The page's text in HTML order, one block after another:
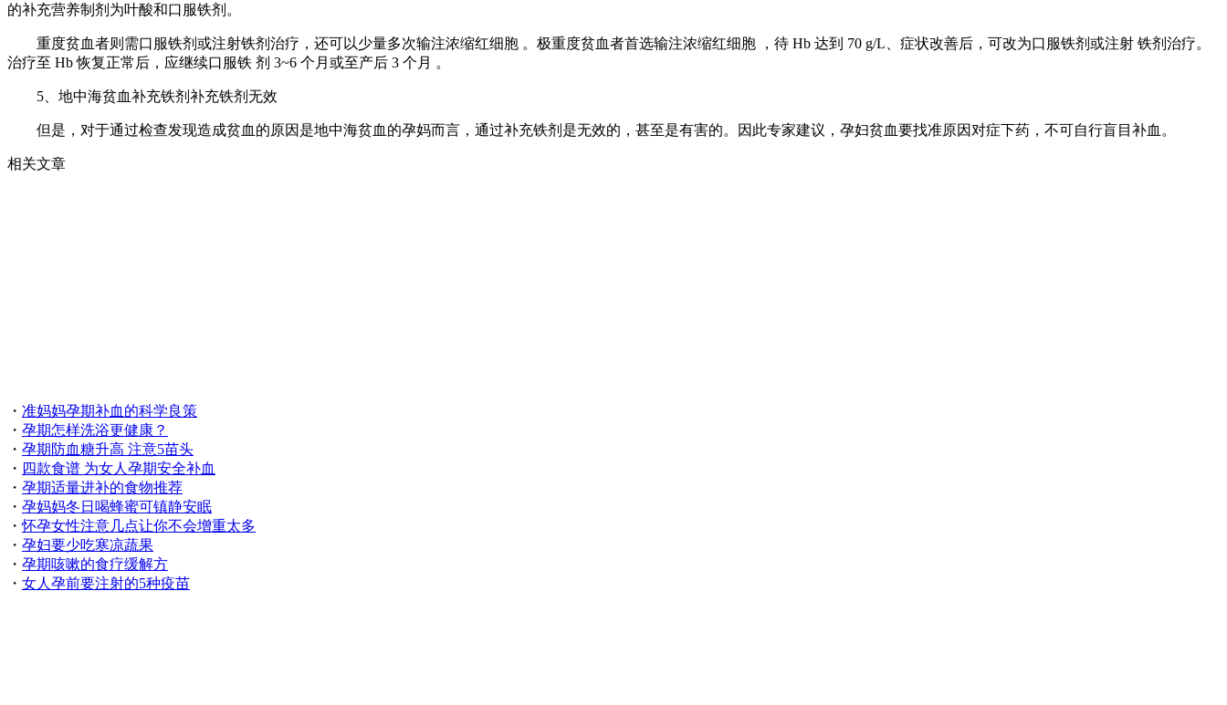
的补充营养制剂为叶酸和口服铁剂。
重度贫血者则需口服铁剂或注射铁剂治疗，还可以少量多次输注浓缩红细胞 。极重度贫血者首选输注浓缩红细胞 ，待 Hb 达到 70 g/L、症状改善后，可改为口服铁剂或注射 铁剂治疗。
治疗至 Hb 恢复正常后，应继续口服铁 剂 3~6 个月或至产后 3 个月 。
5、地中海贫血补充铁剂补充铁剂无效
但是，对于通过检查发现造成贫血的原因是地中海贫血的孕妈而言，通过补充铁剂是无效的，甚至是有害的。因此专家建议，孕妇贫血要找准原因对症下药，不可自行盲目补血。
相关文章
・ 准妈妈孕期补血的科学良策
・ 孕期怎样洗浴更健康？
・ 孕期防血糖升高 注意5苗头
・ 四款食谱 为女人孕期安全补血
・ 孕期适量进补的食物推荐
・ 孕妈妈冬日喝蜂蜜可镇静安眠
・怀孕女性注意几点让你不会增重太多
・ 孕妇要少吃寒凉蔬果
・ 孕期咳嗽的食疗缓解方
・ 女人孕前要注射的5种疫苗